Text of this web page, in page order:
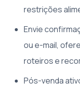
restrições
Envie
ou e-mail,
roteiros e
Pós-venda